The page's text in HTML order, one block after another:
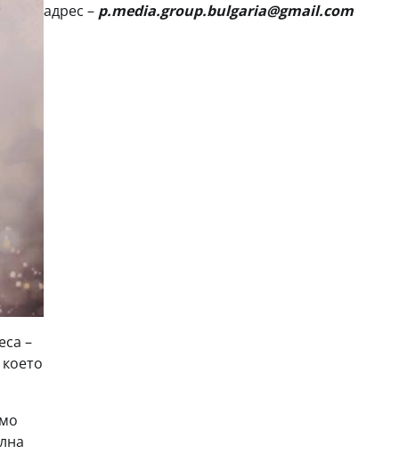
–
адрес – p.media.group.bulgaria@gmail.com